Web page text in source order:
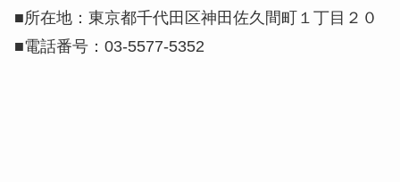
■所在地：東京都千代田区神田佐久間町１丁目２０
■電話番号：03-5577-5352